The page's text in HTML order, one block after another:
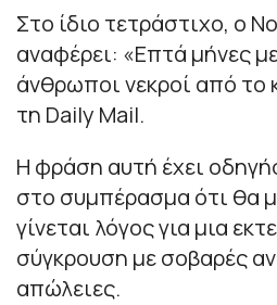
Στο ίδιο τετράστιχο, ο
αναφέρει: «Επτά μήνες
άνθρωποι νεκροί από
τη Daily Mail.
Η φράση αυτή έχει
στο συμπέρασμα ότι θα
γίνεται λόγος για μια
σύγκρουση με σοβαρές
απώλειες.